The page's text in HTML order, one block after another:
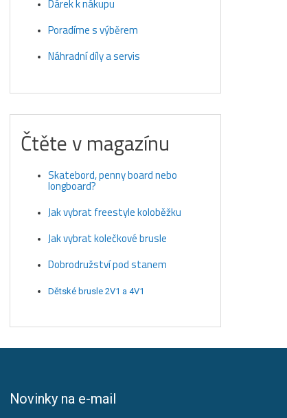
Dárek k nákupu
Poradíme s výběrem
Náhradní díly a servis
Čtěte v magazínu
Skatebord, penny board nebo
longboard?
Jak vybrat freestyle koloběžku
Jak vybrat kolečkové brusle
Dobrodružství pod stanem
Dětské brusle 2V1 a 4V1
Novinky na e-mail